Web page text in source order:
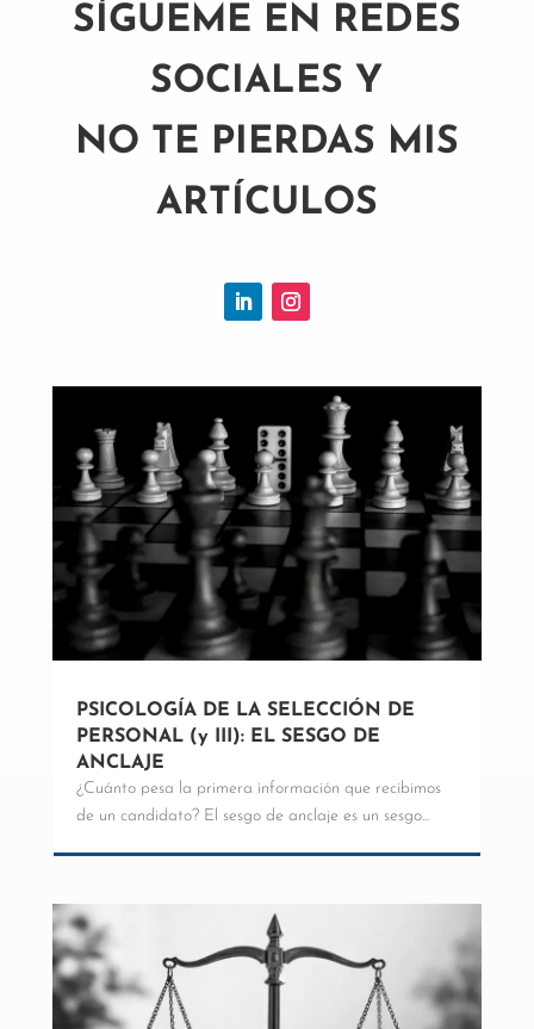
SÍGUEME EN REDES
SOCIALES Y
NO TE PIERDAS MIS
ARTÍCULOS
PSICOLOGÍA DE LA SELECCIÓN DE
PERSONAL (y III): EL SESGO DE
ANCLAJE
¿Cuánto pesa la primera información que recibimos
de un candidato? El sesgo de anclaje es un sesgo...